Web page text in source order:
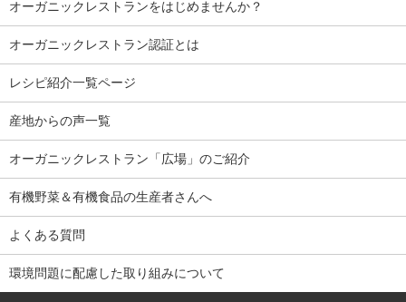
オーガニックレストランをはじめませんか？
オーガニックレストラン認証とは
レシピ紹介一覧ページ
産地からの声一覧
オーガニックレストラン「広場」のご紹介
有機野菜＆有機食品の生産者さんへ
よくある質問
環境問題に配慮した取り組みについて